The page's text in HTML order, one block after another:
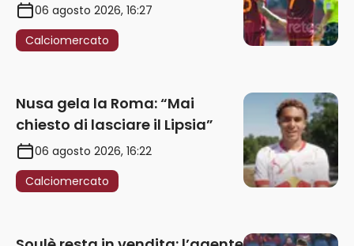
Calciomercato
nei giorni scorsi in Galles
06 agosto 2026, 09:26
Calciomercato